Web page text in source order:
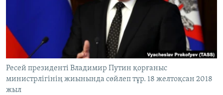
ЖАЗЫЛЫҢЫЗ
Басқа тілдерде
Ресей президенті Владимир Путин қорғаныс
министрлігінің жиынында сөйлеп тұр. 18 желтоқсан 2018
жыл